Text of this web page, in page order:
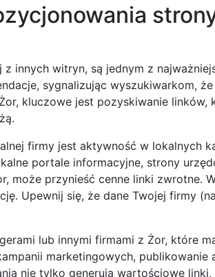
innych witryn, są jednym z
sygnalizując wyszukiwarkom, że
kluczowe jest pozyskiwanie linków,
firmy jest aktywność w lokalnych
portale informacyjne, strony
może przynieść cenne linki zwrotne.
Upewnij się, że dane Twojej firmy
lub innymi firmami z Żor, które
marketingowych, publikowanie
nie tylko generują wartościowe linki,